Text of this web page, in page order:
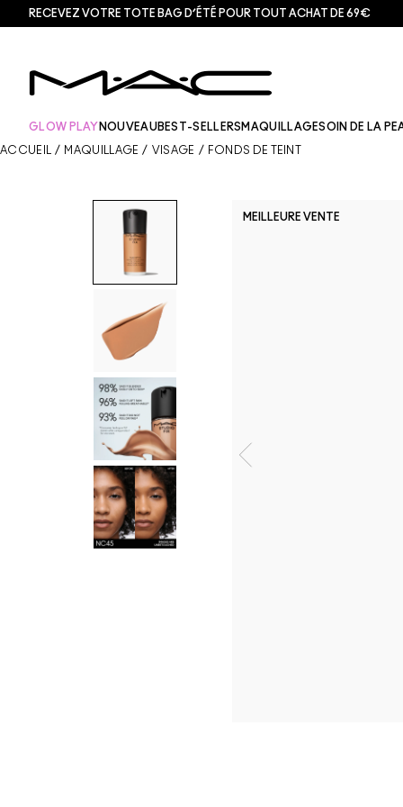
RECEVEZ VOTRE TOTE BAG D’ÉTÉ POUR TOUT ACHAT DE 69€
GLOW PLAY NOUVEAUBEST-SELLERS MAQUILLAGESOIN DE LA
ACCUEIL / MAQUILLAGE / VISAGE / FONDS DE TEINT
MEILLEURE VENTE